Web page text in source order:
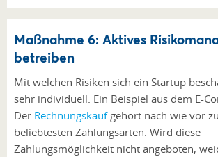
Maßnahme 6: Aktives
betreiben
Mit welchen Risiken sich ein Startup
sehr individuell. Ein Beispiel aus dem E-
Der Rechnungskaufgehört nach wie vor
beliebtesten Zahlungsarten. Wird diese
Zahlungsmöglichkeit nicht angeboten,